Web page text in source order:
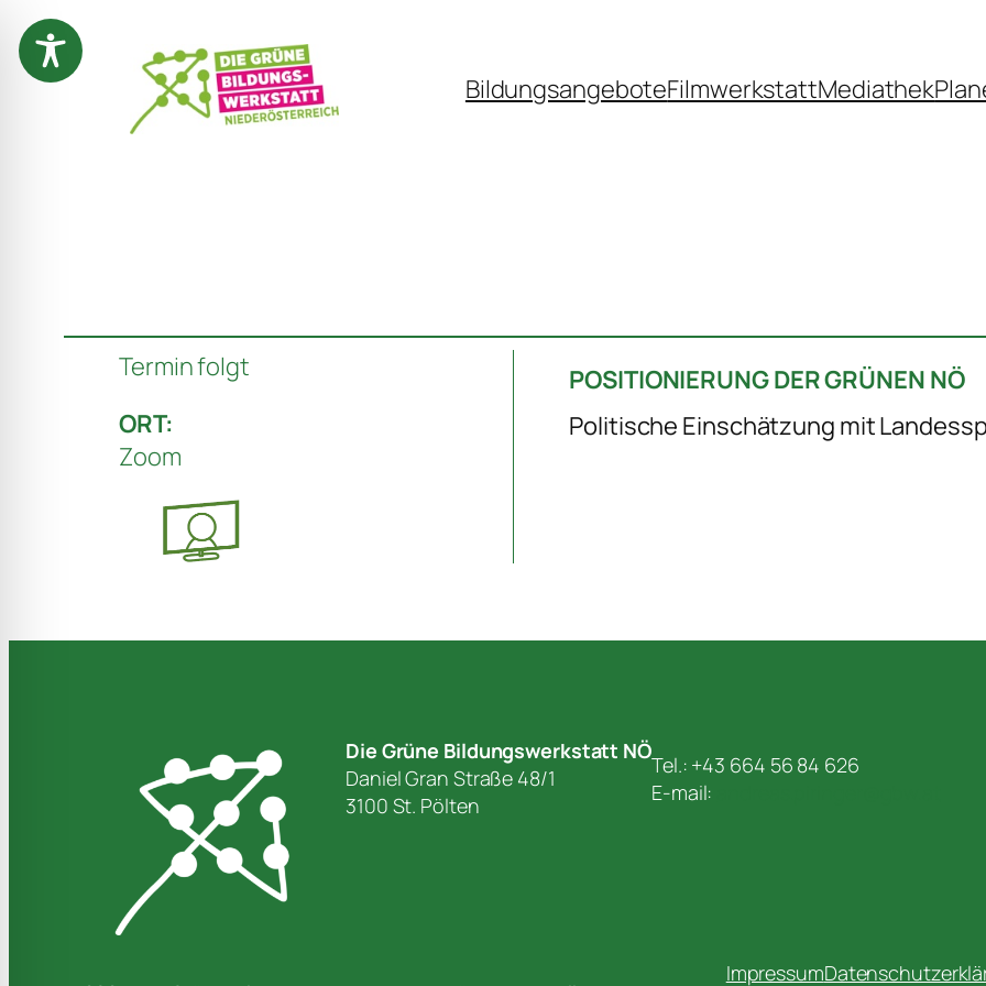
Zum
Inhalt
springen
BildungsangeboteFilmwerkstattMediathek
Termin folgt
ORT:
Zoom
POSITIONIERUNG DER GRÜNEN NÖ
Politische Einschätzung mit
Die Grüne Bildungswerkstatt NÖ
Daniel Gran Straße 48/1
3100 St. Pölten
Tel.: +43 664 56 84 626
E-mail:
Impressum